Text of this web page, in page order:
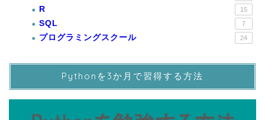
R 15
SQL 7
プログラミングスクール 24
Pythonを3か月で習得する方法